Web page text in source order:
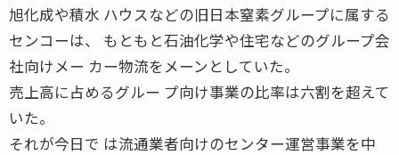
旭化成や積水 ハウスなどの旧日本窒素グループに属する
センコーは、 もともと石油化学や住宅などのグループ会
社向けメー カー物流をメーンとしていた。
売上高に占めるグルー プ向け事業の比率は六割を超えて
いた。
それが今日で は流通業者向けのセンター運営事業を中